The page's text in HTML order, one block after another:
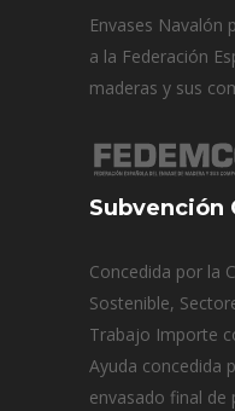
Envases Navalón
a la Federación
maderas y sus
Subvención
Concedida por la
Sostenible,
Trabajo Importe
Ayuda concedida
envasado final de